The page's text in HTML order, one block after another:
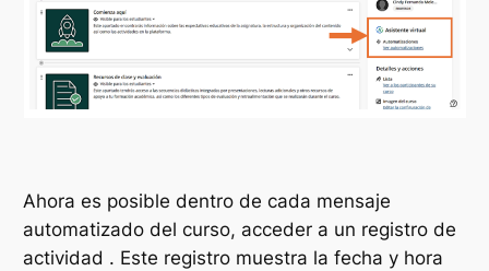
Ahora es posible dentro de cada mensaje
automatizado del curso, acceder a un registro de
actividad . Este registro muestra la fecha y hora